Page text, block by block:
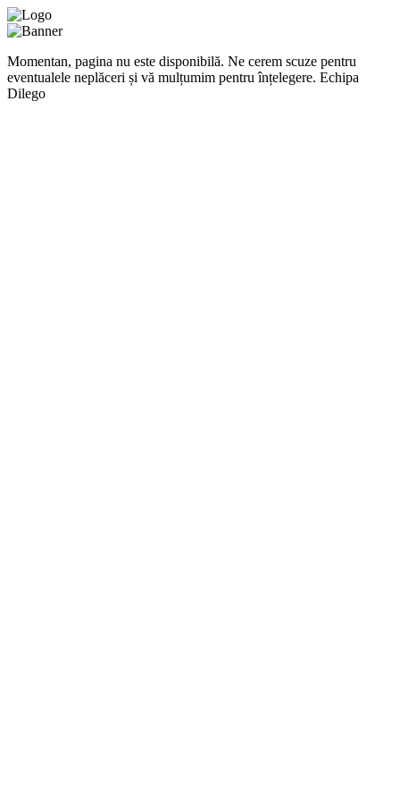
Momentan, pagina nu este disponibilă. Ne cerem scuze pentru
eventualele neplăceri și vă mulțumim pentru înțelegere. Echipa
Dilego